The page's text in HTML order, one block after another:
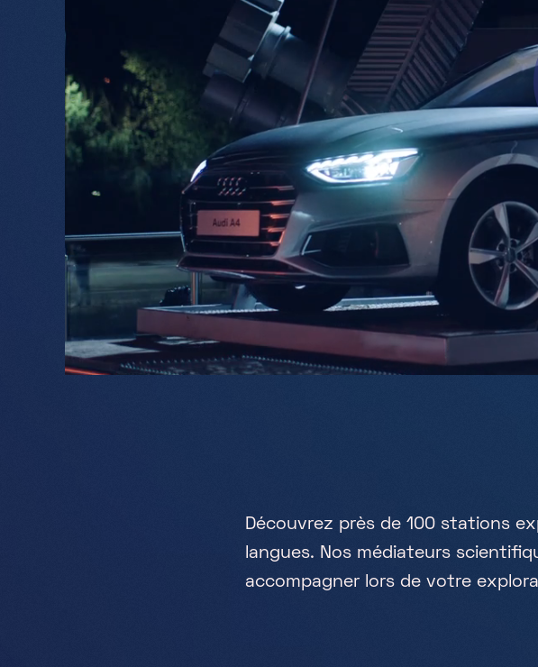
Découvrez près de 1 00 stations ex
angues. N os médiateurs scientifq
accompagner ors de votre exp ora